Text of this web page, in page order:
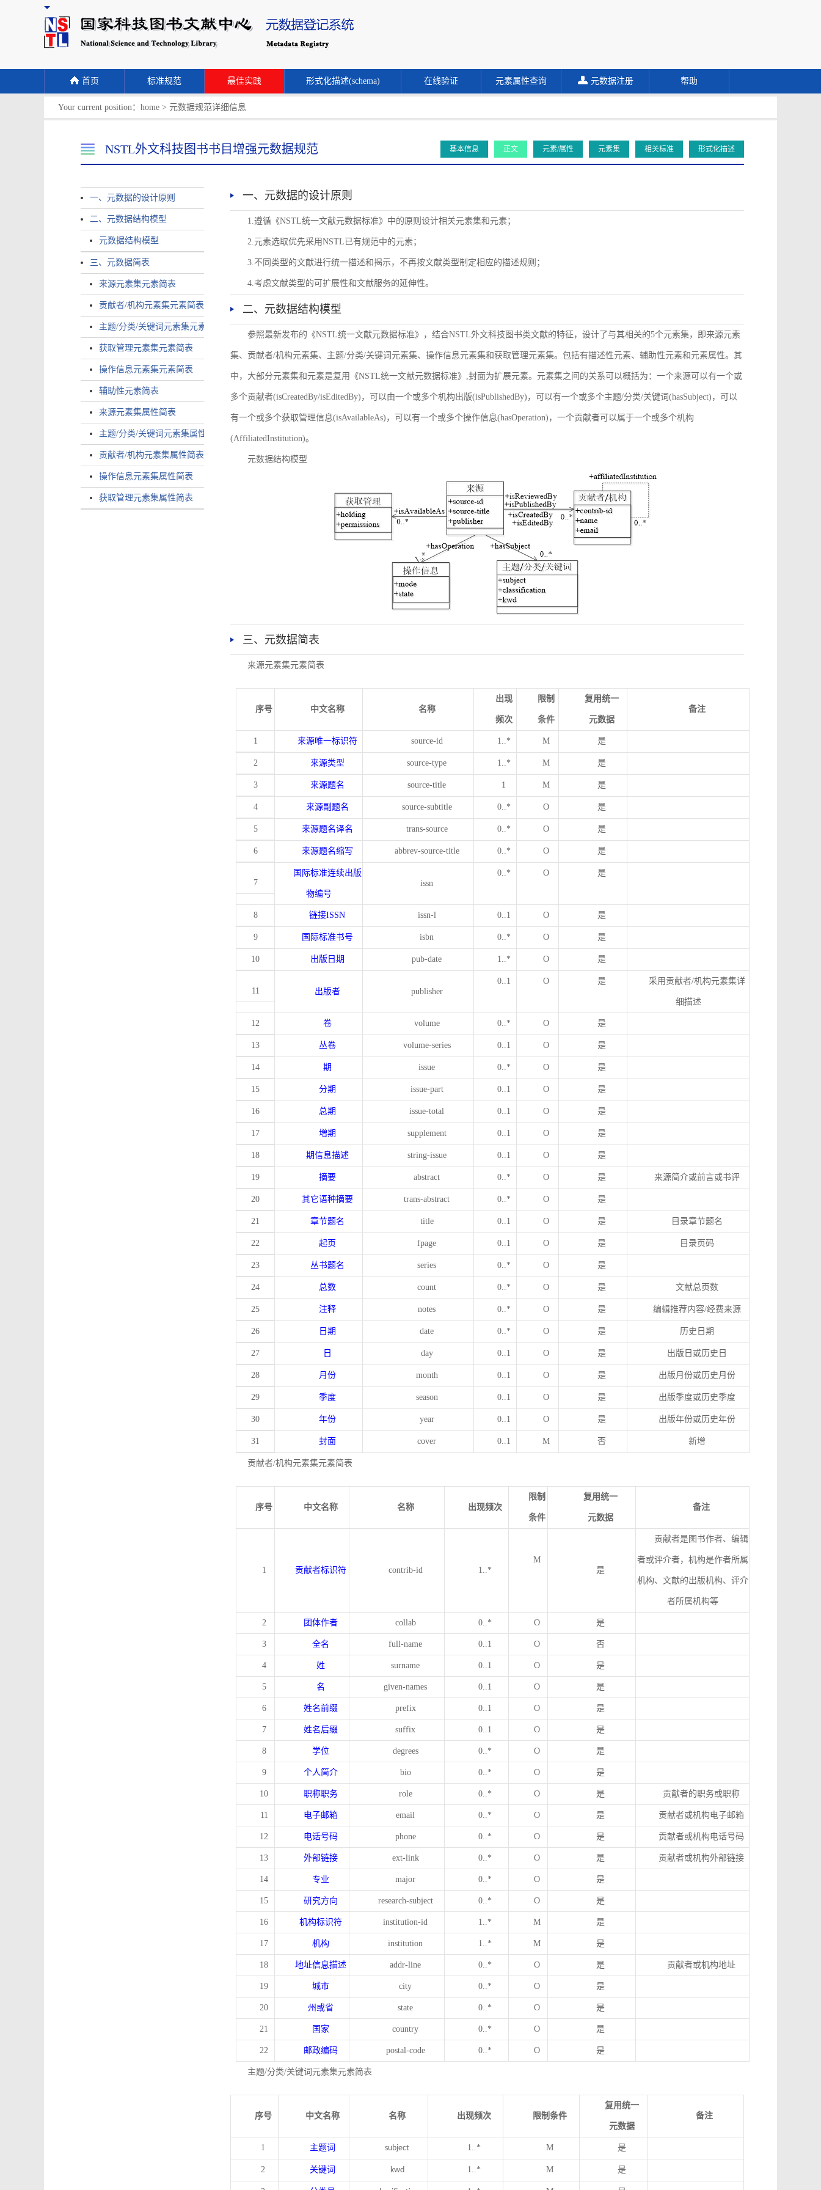
首页 标准规范 最佳实践 形式化描述(schema) 在线验证 元素属性查询 元数据注册 帮助
Your current position： home > 元数据规范详细信息
NSTL外文科技图书书目增强元数据规范 基本信息 正文 元素/属性 元素集 相关标准 形式化描述
一、元数据的设计原则
二、元数据结构模型
元数据结构模型
三、元数据简表
来源元素集元素简表
贡献者/机构元素集元素简表
主题/分类/关键词元素集元素简表
获取管理元素集元素简表
操作信息元素集元素简表
辅助性元素简表
来源元素集属性简表
主题/分类/关键词元素集属性简表
贡献者/机构元素集属性简表
操作信息元素集属性简表
获取管理元素集属性简表
一、元数据的设计原则
1.遵循《NSTL统一文献元数据标准》中的原则设计相关元素集和元素；
2.元素选取优先采用NSTL已有规范中的元素；
3.不同类型的文献进行统一描述和揭示，不再按文献类型制定相应的描述规则；
4.考虑文献类型的可扩展性和文献服务的延伸性。
二、元数据结构模型
参照最新发布的《NSTL统一文献元数据标准》，结合NSTL外文科技图书类文献的特征，设计了与其相关的5个元素集，即来源元素
集、贡献者/机构元素集、主题/分类/关键词元素集、操作信息元素集和获取管理元素集。包括有描述性元素、辅助性元素和元素属性。其
中，大部分元素集和元素是复用《NSTL统一文献元数据标准》,封面为扩展元素。元素集之间的关系可以概括为：一个来源可以有一个或
多个贡献者(isCreatedBy/isEditedBy)，可以由一个或多个机构出版(isPublishedBy)，可以有一个或多个主题/分类/关键词(hasSubject)，可以
有一个或多个获取管理信息(isAvailableAs)，可以有一个或多个操作信息(hasOperation)，一个贡献者可以属于一个或多个机构
(AffiliatedInstitution)。
元数据结构模型
三、元数据简表
来源元素集元素简表
序号 中文名称 名称
出现
频次
限制
条件
复用统一
元数据
备注
1 来源唯一标识符 source-id 1..* M 是
2 来源类型 source-type 1..* M 是
3 来源题名 source-title 1 M 是
4 来源副题名 source-subtitle 0..* O 是
5 来源题名译名 trans-source 0..* O 是
6 来源题名缩写 abbrev-source-title 0..* O 是
7
国际标准连续出版
物编号
issn
0..* O 是
8 链接ISSN issn-l 0..1 O 是
9 国际标准书号 isbn 0..* O 是
10 出版日期 pub-date 1..* O 是
11 出版者 publisher
0..1 O 是 采用贡献者/机构元素集详
细描述
12 卷 volume 0..* O 是
13 丛卷 volume-series 0..1 O 是
14 期 issue 0..* O 是
15 分期 issue-part 0..1 O 是
16 总期 issue-total 0..1 O 是
17 増期 supplement 0..1 O 是
18 期信息描述 string-issue 0..1 O 是
19 摘要 abstract 0..* O 是 来源简介或前言或书评
20 其它语种摘要 trans-abstract 0..* O 是
21 章节题名 title 0..1 O 是 目录章节题名
22 起页 fpage 0..1 O 是 目录页码
23 丛书题名 series 0..* O 是
24 总数 count 0..* O 是 文献总页数
25 注释 notes 0..* O 是 编辑推荐内容/经费来源
26 日期 date 0..* O 是 历史日期
27 日 day 0..1 O 是 出版日或历史日
28 月份 month 0..1 O 是 出版月份或历史月份
29 季度 season 0..1 O 是 出版季度或历史季度
30 年份 year 0..1 O 是 出版年份或历史年份
31 封面 cover 0..1 M 否 新增
贡献者/机构元素集元素简表
序号 中文名称 名称 出现频次
限制
条件
复用统一
元数据
备注
1 贡献者标识符 contrib-id 1..*
M
是
贡献者是图书作者、编辑
者或评介者，机构是作者所属
机构、文献的出版机构、评介
者所属机构等
2 团体作者 collab 0..* O 是
3 全名 full-name 0..1 O 否
4 姓 surname 0..1 O 是
5 名 given-names 0..1 O 是
6 姓名前缀 prefix 0..1 O 是
7 姓名后缀 suffix 0..1 O 是
8 学位 degrees 0..* O 是
9 个人简介 bio 0..* O 是
10 职称职务 role 0..* O 是 贡献者的职务或职称
11 电子邮箱 email 0..* O 是 贡献者或机构电子邮箱
12 电话号码 phone 0..* O 是 贡献者或机构电话号码
13 外部链接 ext-link 0..* O 是 贡献者或机构外部链接
14 专业 major 0..* O 是
15 研究方向 research-subject 0..* O 是
16 机构标识符 institution-id 1..* M 是
17 机构 institution 1..* M 是
18 地址信息描述 addr-line 0..* O 是 贡献者或机构地址
19 城市 city 0..* O 是
20 州或省 state 0..* O 是
21 国家 country 0..* O 是
22 邮政编码 postal-code 0..* O 是
主题/分类/关键词元素集元素简表
序号 中文名称 名称 出现频次 限制条件
复用统一
元数据
备注
1 主题词 subject 1..* M 是
2 关键词 kwd 1..* M 是